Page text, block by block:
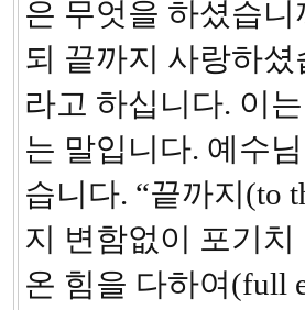
은 무엇을 하셨습
되 끝까지 사랑하
라고 하십니다. 이
는 말입니다. 예수
습니다. “끝까지(to
지 변함없이 포기
온 힘을 다하여(full